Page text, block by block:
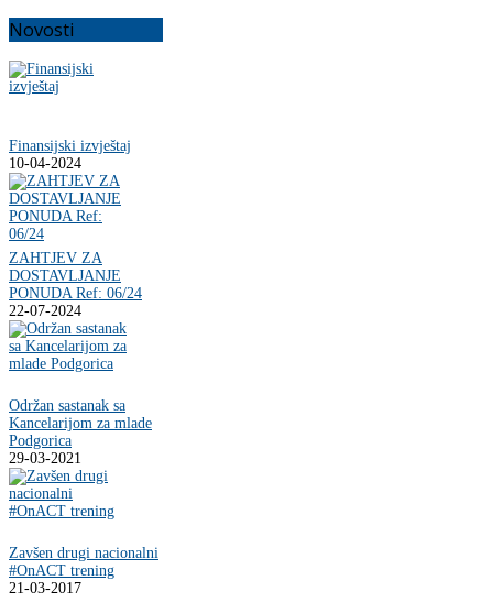
Novosti
Finansijski izvještaj
10-04-2024
ZAHTJEV ZA
DOSTAVLJANJE
PONUDA Ref: 06/24
22-07-2024
Održan sastanak sa
Kancelarijom za mlade
Podgorica
29-03-2021
Zavšen drugi nacionalni
#OnACT trening
21-03-2017